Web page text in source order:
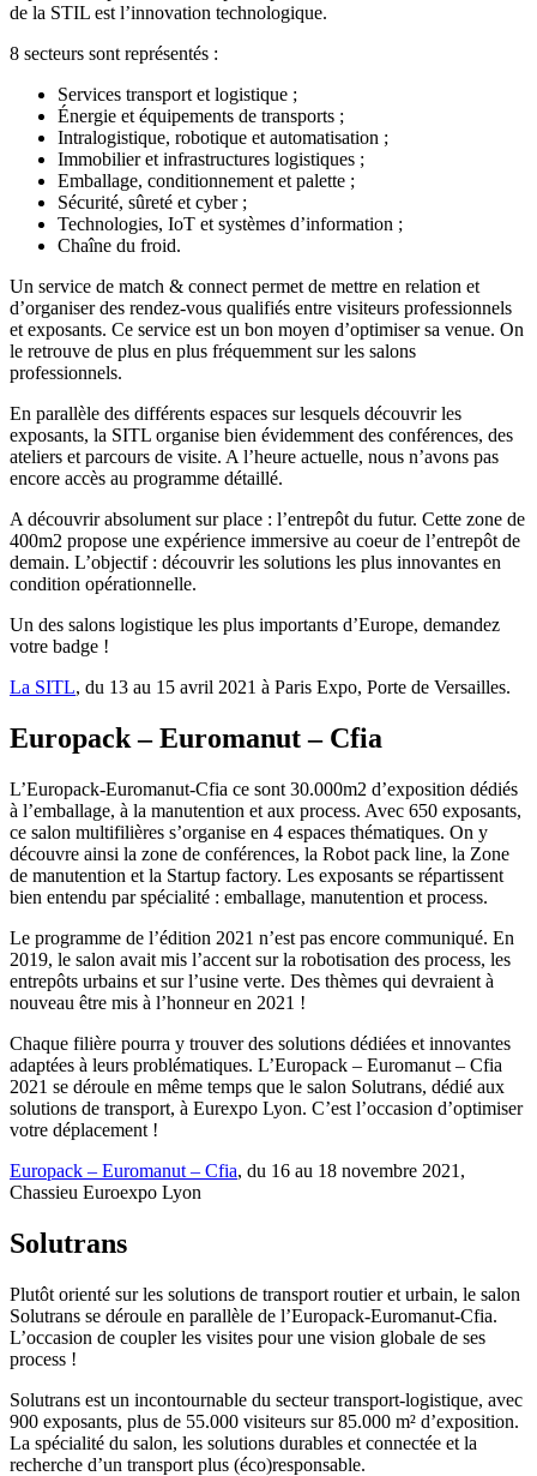
de la STIL est l’innovation technologique.
8 secteurs sont représentés :
Services transport et logistique ;
Énergie et équipements de transports ;
Intralogistique, robotique et automatisation ;
Immobilier et infrastructures logistiques ;
Emballage, conditionnement et palette ;
Sécurité, sûreté et cyber ;
Technologies, IoT et systèmes d’information ;
Chaîne du froid.
Un service de match & connect permet de mettre en relation et
d’organiser des rendez-vous qualifiés entre visiteurs professionnels
et exposants. Ce service est un bon moyen d’optimiser sa venue. On
le retrouve de plus en plus fréquemment sur les salons
professionnels.
En parallèle des différents espaces sur lesquels découvrir les
exposants, la SITL organise bien évidemment des conférences, des
ateliers et parcours de visite. A l’heure actuelle, nous n’avons pas
encore accès au programme détaillé.
A découvrir absolument sur place : l’entrepôt du futur. Cette zone de
400m2 propose une expérience immersive au coeur de l’entrepôt de
demain. L’objectif : découvrir les solutions les plus innovantes en
condition opérationnelle.
Un des salons logistique les plus importants d’Europe, demandez
votre badge !
La SITL, du 13 au 15 avril 2021 à Paris Expo, Porte de Versailles.
Europack – Euromanut – Cfia
L’Europack-Euromanut-Cfia ce sont 30.000m2 d’exposition dédiés
à l’emballage, à la manutention et aux process. Avec 650 exposants,
ce salon multifilières s’organise en 4 espaces thématiques. On y
découvre ainsi la zone de conférences, la Robot pack line, la Zone
de manutention et la Startup factory. Les exposants se répartissent
bien entendu par spécialité : emballage, manutention et process.
Le programme de l’édition 2021 n’est pas encore communiqué. En
2019, le salon avait mis l’accent sur la robotisation des process, les
entrepôts urbains et sur l’usine verte. Des thèmes qui devraient à
nouveau être mis à l’honneur en 2021 !
Chaque filière pourra y trouver des solutions dédiées et innovantes
adaptées à leurs problématiques. L’Europack – Euromanut – Cfia
2021 se déroule en même temps que le salon Solutrans, dédié aux
solutions de transport, à Eurexpo Lyon. C’est l’occasion d’optimiser
votre déplacement !
Europack – Euromanut – Cfia, du 16 au 18 novembre 2021,
Chassieu Euroexpo Lyon
Solutrans
Plutôt orienté sur les solutions de transport routier et urbain, le salon
Solutrans se déroule en parallèle de l’Europack-Euromanut-Cfia.
L’occasion de coupler les visites pour une vision globale de ses
process !
Solutrans est un incontournable du secteur transport-logistique, avec
900 exposants, plus de 55.000 visiteurs sur 85.000 m² d’exposition.
La spécialité du salon, les solutions durables et connectée et la
recherche d’un transport plus (éco)responsable.